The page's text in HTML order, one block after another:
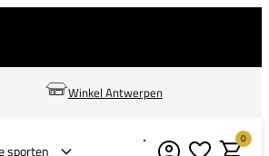
Winkel Antwerpen
sporten Verlanglijstje
0